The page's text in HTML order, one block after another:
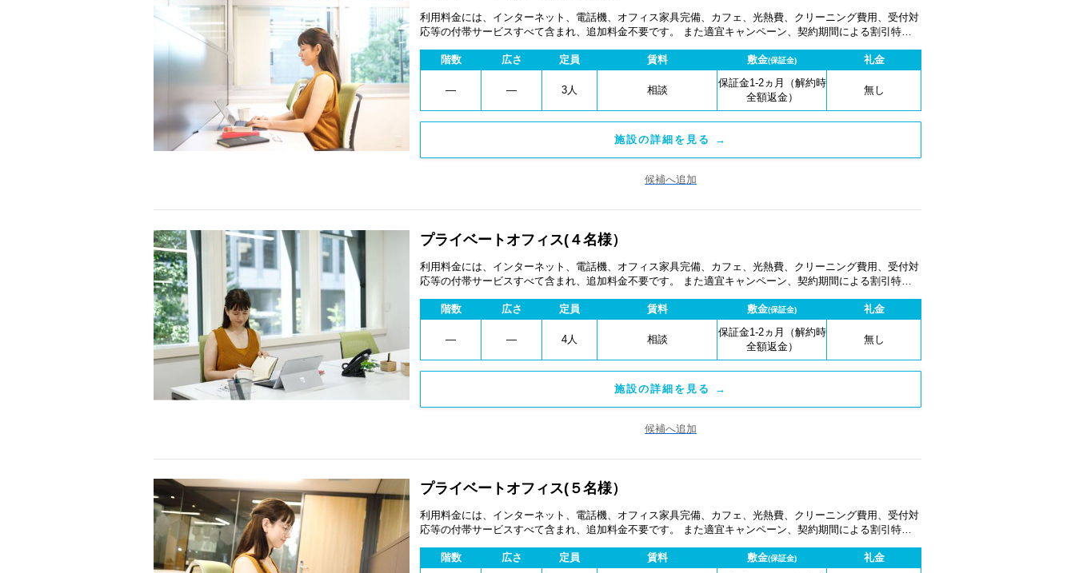
利用料金には、インターネット、電話機、オフィス家具完備、カフェ、光熱費、クリーニング費用、受付対
応等の付帯サービスすべて含まれ、追加料金不要です。 また適宜キャンペーン、契約期間による割引特典
階数
広さ 定員 賃料 敷金(保証金) 礼金
― ― 3人 相談
保証金1-2ヵ月（解約時
全額返金）
無し
施設の詳細を見る →
候補へ追加
プライベートオフィス(４名様）
利用料金には、インターネット、電話機、オフィス家具完備、カフェ、光熱費、クリーニング費用、受付対
応等の付帯サービスすべて含まれ、追加料金不要です。 また適宜キャンペーン、契約期間による割引特典
階数
広さ 定員 賃料 敷金(保証金) 礼金
― ― 4人 相談
保証金1-2ヵ月（解約時
全額返金）
無し
施設の詳細を見る →
候補へ追加
プライベートオフィス(５名様）
利用料金には、インターネット、電話機、オフィス家具完備、カフェ、光熱費、クリーニング費用、受付対
応等の付帯サービスすべて含まれ、追加料金不要です。 また適宜キャンペーン、契約期間による割引特典
階数
広さ 定員 賃料 敷金(保証金) 礼金